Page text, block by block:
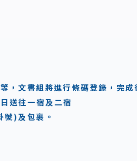
，文書組將進行條碼登錄，完成
送往一宿及二宿
)及包裹。